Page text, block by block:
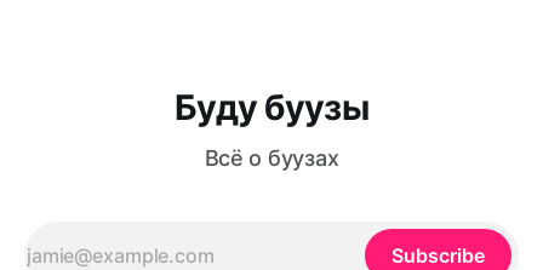
Буду буузы
Всё о буузах
Subscribe